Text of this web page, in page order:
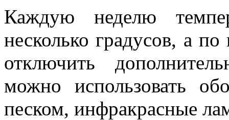
Каждую неделю
несколько градусов, а
отключить
можно использовать
песком, инфракрасные